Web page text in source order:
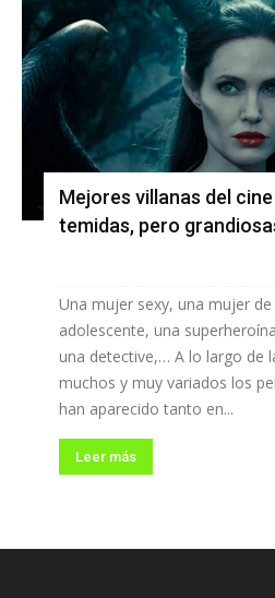
Mejores villanas del
temidas, pero
Una mujer sexy, una mujer
adolescente, una
una detective,… A lo largo de
muchos y muy variados los
han aparecido tanto en...
Leer más